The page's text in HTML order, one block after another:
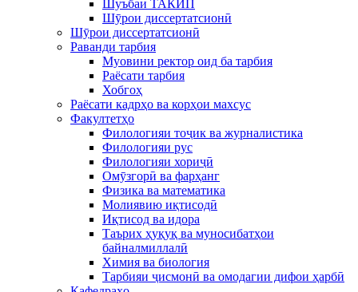
Шуъбаи ТАКИП
Шӯрои диссертатсионӣ
Шӯрои диссертатсионӣ
Раванди тарбия
Муовини ректор оид ба тарбия
Раёсати тарбия
Хобгоҳ
Раёсати кадрҳо ва корҳои махсус
Факултетҳо
Филологияи тоҷик ва журналистика
Филологияи рус
Филологияи хориҷӣ
Омӯзгорӣ ва фарҳанг
Физика ва математика
Молиявию иқтисодӣ
Иқтисод ва идора
Таърих ҳуқуқ ва муносибатҳои
байналмиллалӣ
Химия ва биология
Тарбияи ҷисмонӣ ва омодагии дифои ҳарбӣ